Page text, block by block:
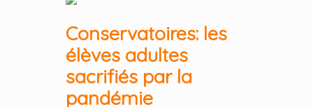
Conservatoires: les
élèves adultes
sacrifiés par la
pandémie